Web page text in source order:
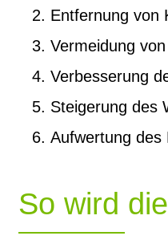
Entfernung von
Vermeidung
Verbesserung
Steigerung des
Aufwertung des
So wird